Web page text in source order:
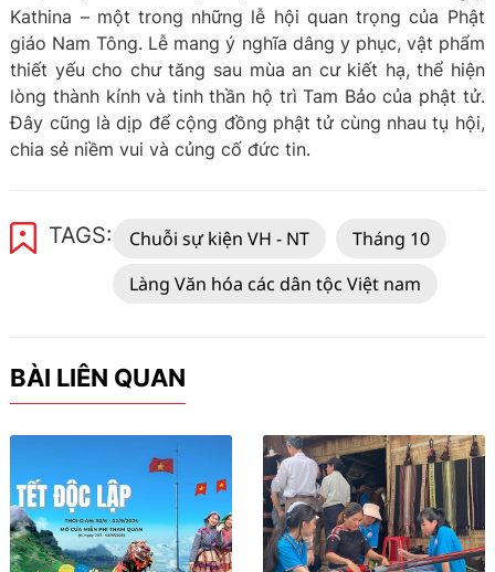
Kathina – một trong những lễ hội quan trọng của Phật
giáo Nam Tông. Lễ mang ý nghĩa dâng y phục, vật phẩm
thiết yếu cho chư tăng sau mùa an cư kiết hạ, thể hiện
lòng thành kính và tinh thần hộ trì Tam Bảo của phật tử.
Đây cũng là dịp để cộng đồng phật tử cùng nhau tụ hội,
chia sẻ niềm vui và củng cố đức tin.
TAGS: Chuỗi sự kiện VH - NT
Tháng 10
Làng Văn hóa các dân tộc Việt nam
BÀI LIÊN QUAN